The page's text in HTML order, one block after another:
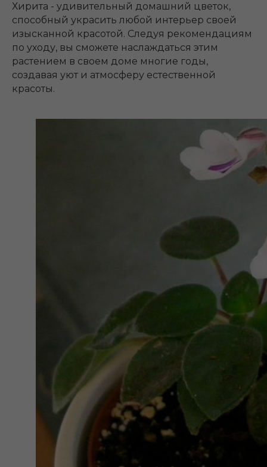
Хирита - удивительный домашний цветок,
способный украсить любой интерьер своей
изысканной красотой. Следуя рекомендациям
по уходу, вы сможете наслаждаться этим
растением в своем доме многие годы,
создавая уют и атмосферу естественной
красоты.